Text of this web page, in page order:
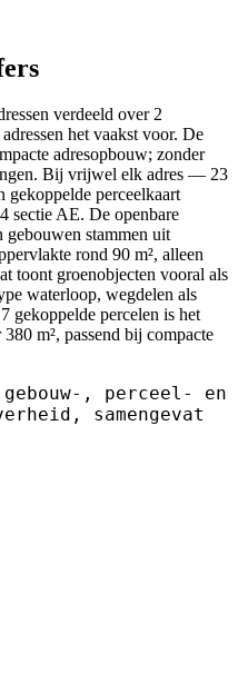
verdeeld over 2
het vaakst voor. De
adresopbouw; zonder
Bij vrijwel elk adres — 23
gekoppelde perceelkaart
sectie AE. De openbare
gebouwen stammen uit
rond 90 m², alleen
toont groenobjecten vooral als
waterloop, wegdelen als
gekoppelde percelen is het
m², passend bij compacte
, perceel- en
samengevat